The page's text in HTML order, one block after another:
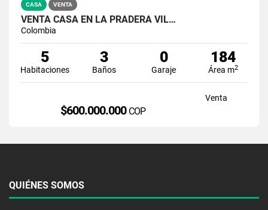
CASA VENTA
VENTA CASA EN LA PRADERA VIL…
Colombia
5
Habitaciones
3
Baños
0
Garaje
184
Área m2
Venta
$600.000.000 COP
QUIÉNES SOMOS